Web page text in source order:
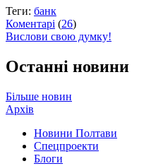
Теги: банк
Коментарі (26)
Вислови свою думку!
Останні новини
Більше новин
Архів
Новини Полтави
Спецпроекти
Блоги